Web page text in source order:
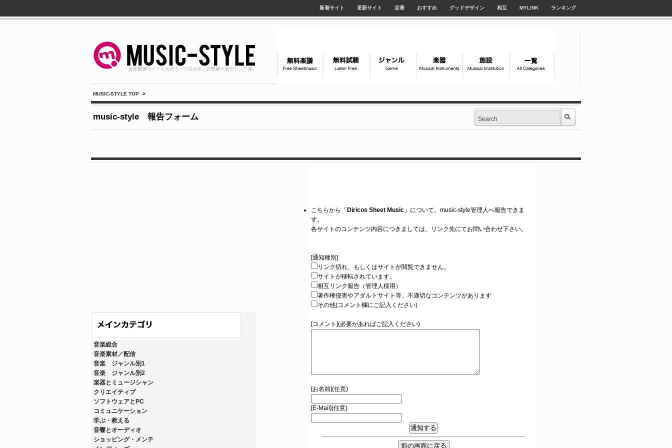
新着サイト 更新サイト 定番 おすすめ グッドデザイン 相互 MYLINK ランキング
MUSIC-STYLE TOP >
music-style 報告フォーム
音楽総合
音楽素材／配信
音楽 ジャンル別1
音楽 ジャンル別2
楽器とミュージシャン
クリエイティブ
ソフトウェアとPC
コミュニケーション
学ぶ・教える
音響とオーディオ
ショッピング・メンテ
こちらから「 Diricos Sheet Music 」について、music-style管理人へ報告できま
す。
各サイトのコンテンツ内容につきましては、リンク先にてお問い合わせ下さい。
[通知種別]
リンク切れ、もしくはサイトが閲覧できません。
サイトが移転されています。
相互リンク報告（管理人様用）
著作権侵害やアダルトサイト等、不適切なコンテンツがあります
その他(コメント欄にご記入ください)
[コメント](必要があればご記入ください)
[お名前](任意)
[E-Mail](任意)